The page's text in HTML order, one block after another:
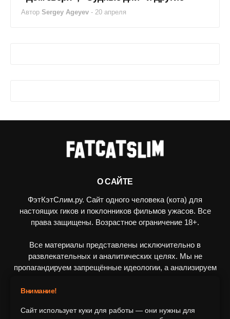
Автор Sergey Ageyev - 20 апреля
О САЙТЕ
ФэтКэтСлим.ру. Сайт одного человека (кота) для
настоящих гиков и поклонников фильмов ужасов. Все
права защищены. Возрастное ограничение 18+.
Все материалы представлены исключительно в
развлекательных и аналитических целях. Мы не
пропагандируем запрещённые идеологии, а анализируем
Внимание!
Сайт использует куки для работы — они нужны для